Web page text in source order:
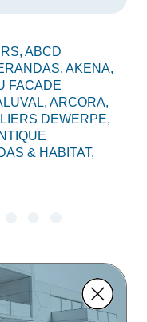
ABCD
AKENA,
FACADE
ARCORA,
DEWERPE,
& HABITAT,